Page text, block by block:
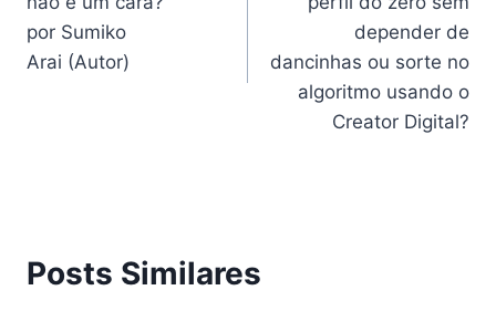
Post
por Sumiko
Arai (Autor)
depender de
dancinhas ou sorte no
algoritmo usando o
Creator Digital?
Posts Similares